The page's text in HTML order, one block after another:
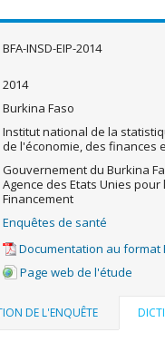
BFA-INSD-EIP-2014
2014
Burkina Faso
Institut national de la
de l'économie, des finances
Gouvernement du Burkina
Agence des Etats Unies
Financement
Enquêtes de santé
Documentation au format
Page web de l'étude
DE L'ENQUÊTE